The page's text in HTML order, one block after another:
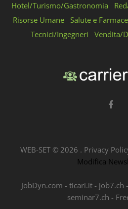
Hotel/Turismo/Gastronomia
Risorse Umane
Salute e
Tecnici/Ingegneri
Vendita/
WEB-SET © 2026 . Privacy
Modifica
JobDyn.com - ticari.it- job7.ch -
seminar7.ch -